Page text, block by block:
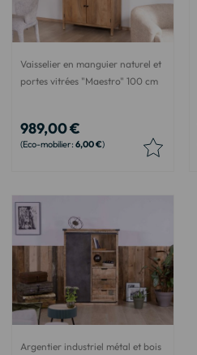
Vaisselier en manguier naturel et
portes vitrées "Maestro" 100 cm
989,00 €
6,00 €
Argentier industriel métal et bois